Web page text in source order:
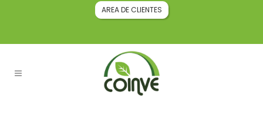
AREA DE CLIENTES